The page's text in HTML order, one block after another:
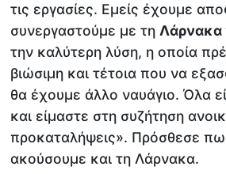
τις εργασίες. Εμείς έχουμε
συνεργαστούμε με τηΛάρνακα
την καλύτερη λύση, η οποία
βιώσιμη και τέτοια που να
θα έχουμε άλλο ναυάγιο. Όλα
και είμαστε στη συζήτηση
προκαταλήψεις». Πρόσθεσε
ακούσουμε και τη Λάρνακα.